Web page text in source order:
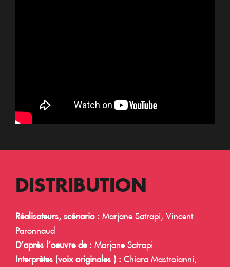
DISTRIBUTION
Réalisateurs, scénario : Marjane Satrapi, Vincent
Paronnaud
D’après l’oeuvre de : Marjane Satrapi
Interprètes (voix originales ) : Chiara Mastroianni,